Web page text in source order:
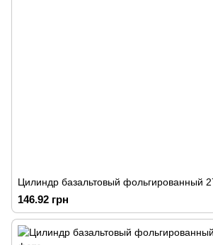
Цилиндр базальтовый фольгированный
146.92 грн